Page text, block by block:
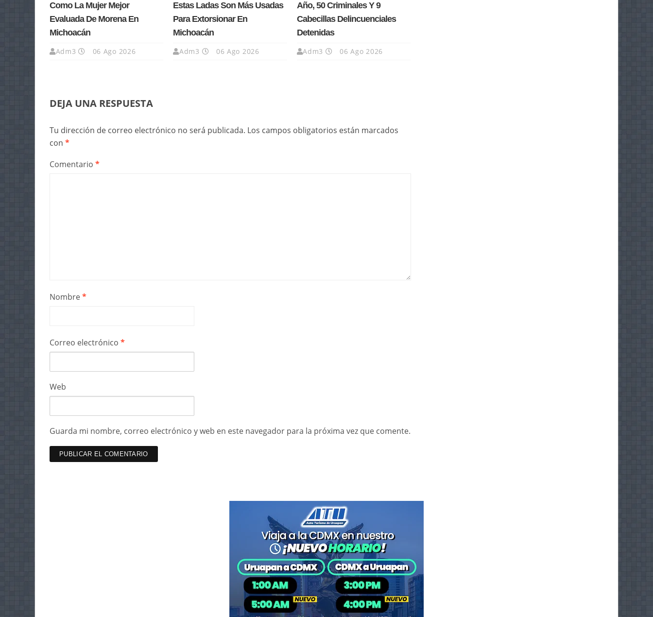
Como La Mujer Mejor
Evaluada De Morena En
Michoacán
Adm3 06 Ago 2026
Estas Ladas Son Más Usadas
Para Extorsionar En
Michoacán
Adm3 06 Ago 2026
Año, 50 Criminales Y 9
Cabecillas Delincuenciales
Detenidas
Adm3 06 Ago 2026
DEJA UNA RESPUESTA
Tu dirección de correo electrónico no será publicada. Los campos obligatorios están marcados
con *
Comentario *
Nombre*
Correo electrónico *
Web
Guarda mi nombre, correo electrónico y web en este navegador para la próxima vez que comente.